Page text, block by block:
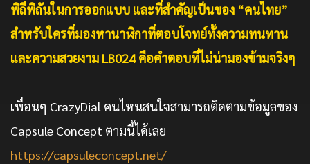
พิถีพิถันในการออกแบบ และที่สำคัญเป็นของ “คนไทย”
สำหรับใครที่มองหานาฬิกาที่ตอบโจทย์ทั้งความทนทาน
และความสวยงาม LB024 คือคำตอบที่ไม่น่ามองข้ามจริงๆ
เพื่อนๆ CrazyDial คนไหนสนใจสามารถติดตามข้อมูลของ
Capsule Concept ตามนี้ได้เลย
https://capsuleconcept.net/